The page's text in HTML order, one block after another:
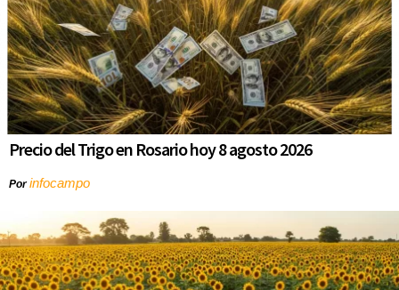
Precio del Trigo en Rosario hoy 8 agosto 2026
Porinfocampo